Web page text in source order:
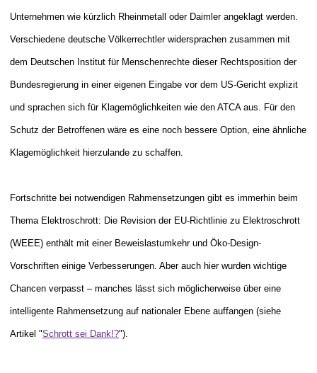
Unternehmen wie kürzlich Rheinmetall oder Daimler angeklagt werden.
Verschiedene deutsche Völkerrechtler widersprachen zusammen mit
dem Deutschen Institut für Menschenrechte dieser Rechtsposition der
Bundesregierung in einer eigenen Eingabe vor dem US-Gericht explizit
und sprachen sich für Klagemöglichkeiten wie den ATCA aus. Für den
Schutz der Betroffenen wäre es eine noch bessere Option, eine ähnliche
Klagemöglichkeit hierzulande zu schaffen.
Fortschritte bei notwendigen Rahmensetzungen gibt es immerhin beim
Thema Elektroschrott: Die Revision der EU-Richtlinie zu Elektroschrott
(WEEE) enthält mit einer Beweislastumkehr und Öko-Design-
Vorschriften einige Verbesserungen. Aber auch hier wurden wichtige
Chancen verpasst – manches lässt sich möglicherweise über eine
intelligente Rahmensetzung auf nationaler Ebene auffangen (siehe
Artikel "Schrott sei Dank!?").